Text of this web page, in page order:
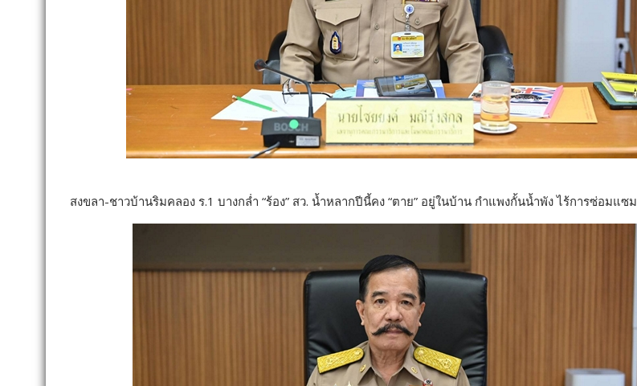
สงขลา-ชาวบ้านริมคลอง ร.1 บางกล่ำ “ร้อง” สว. น้ำหลากปีนี้คง “ตาย” อยู่ในบ้าน กำแพงกั้นน้ำพัง ไร้การซ่อมแซม